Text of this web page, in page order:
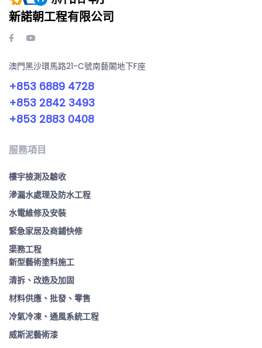
新諾朝工程有限公司
澳門黑沙環馬路21-C號南藝閣地下F座
+853 6889 4728
+853 2842 3493
+853 2883 0408
服務項目
樓宇檢測及驗收
滲漏水處理及防水工程
水電維修及安裝
緊急家居及商鋪快修
渠務工程
新型藝術塗料施工
清拆、改造及加固
材料供應、批發、零售
冷氣冷凍、通風系統工程
威斯泥藝術漆